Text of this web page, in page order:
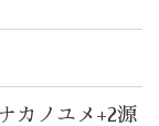
カノユメ+2源